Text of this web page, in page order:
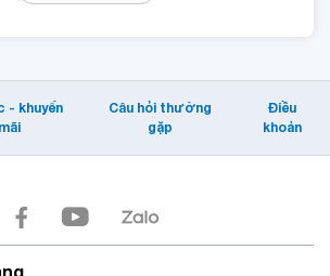
- khuyến
mãi
Câu hỏi thường
gặp
Điều
khoản